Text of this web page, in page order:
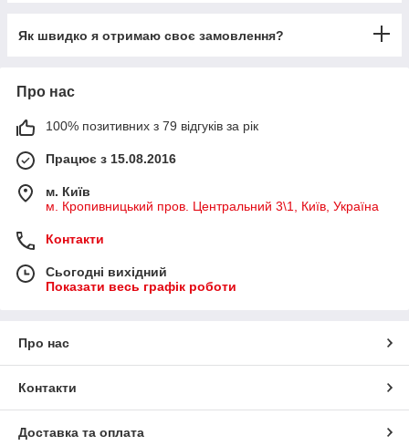
Як швидко я отримаю своє замовлення?
Про нас
100% позитивних з 79 відгуків за рік
Працює з 15.08.2016
м. Київ
м. Кропивницький пров. Центральний 3\1, Київ, Україна
Контакти
Сьогодні вихідний
Показати весь графік роботи
Про нас
Контакти
Доставка та оплата